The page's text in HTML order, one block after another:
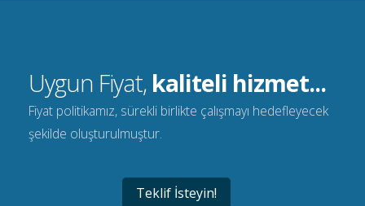
Uygun Fiyat, kaliteli hizmet...
Fiyat politikamız, sürekli birlikte çalışmayı hedefleyecek
şekilde oluşturulmuştur.
Teklif İsteyin!